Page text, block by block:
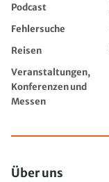
Podcast
Fehlersuche
Reisen
Veranstaltungen,
Konferenzen und
Messen
Über uns